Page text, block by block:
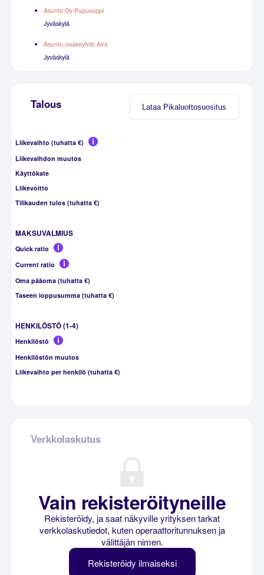
Asunto Oy Pupusoppi
Jyväskylä
Asunto-osakeyhtiö Aira
Jyväskylä
Lataa Pikaluottosuositus
Talous
Liikevaihto (tuhatta €)
Liikevaihdon muutos
Käyttökate
Liikevoitto
Tilikauden tulos (tuhatta €)
MAKSUVALMIUS
Quick ratio
Current ratio
Oma pääoma (tuhatta €)
Taseen loppusumma (tuhatta €)
HENKILÖSTÖ (1-4)
Henkilöstö
Henkilöstön muutos
Liikevaihto per henkilö (tuhatta €)
Verkkolaskutus
Vain rekisteröityneille
Rekisteröidy, ja saat näkyville yrityksen tarkat
verkkolaskutiedot, kuten operaattoritunnuksen ja
välittäjän nimen.
Rekisteröidy ilmaiseksi